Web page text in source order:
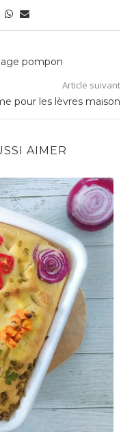
pompon
Article suivant
pour les lèvres maison
AIMER